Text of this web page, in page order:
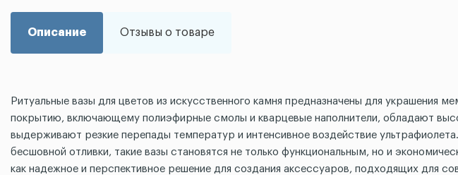
Описание Отзывы о товаре
Ритуальные вазы для цветов из искусственного камня предназначены для
покрытию, включающему полиэфирные смолы и кварцевые наполнители, обладают
выдерживают резкие перепады температур и интенсивное воздействие
бесшовной отливки, такие вазы становятся не только функциональным, но и
как надежное и перспективное решение для создания аксессуаров, подходящих для